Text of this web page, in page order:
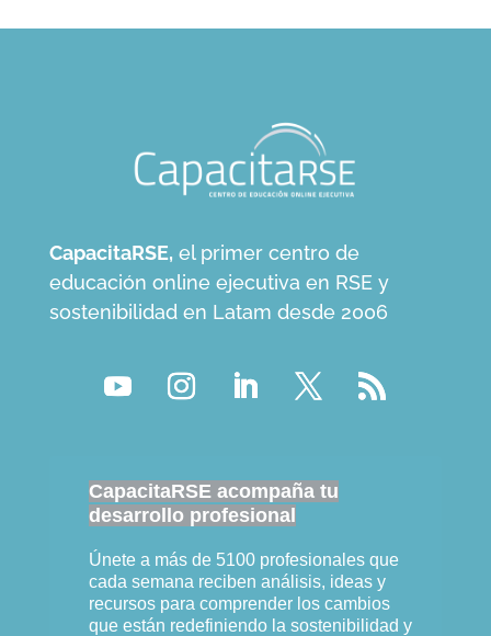
CapacitaRSE, el primer centro de
educación online ejecutiva en RSE y
sostenibilidad en Latam desde 2006
CapacitaRSE acompaña tu
desarrollo profesional
Únete a más de 5100 profesionales que
cada semana reciben análisis, ideas y
recursos para comprender los cambios
que están redefiniendo la sostenibilidad y